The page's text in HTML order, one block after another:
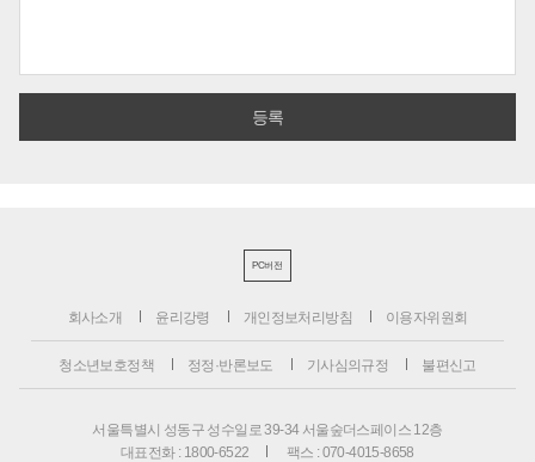
PC버전
회사소개 윤리강령 개인정보처리방침 이용자위원회
청소년보호정책 정정·반론보도 기사심의규정 불편신고
서울특별시 성동구 성수일로 39-34 서울숲더스페이스 12층
대표전화 : 1800-6522
팩스 : 070-4015-8658